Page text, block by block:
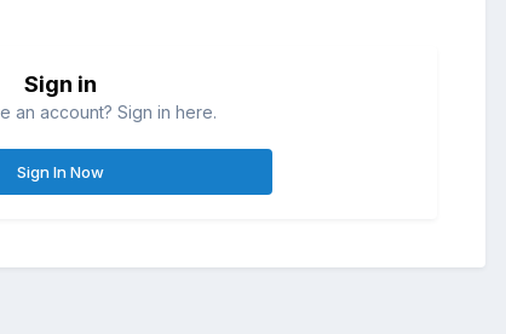
Sign in
an account? Sign in here.
Sign In Now